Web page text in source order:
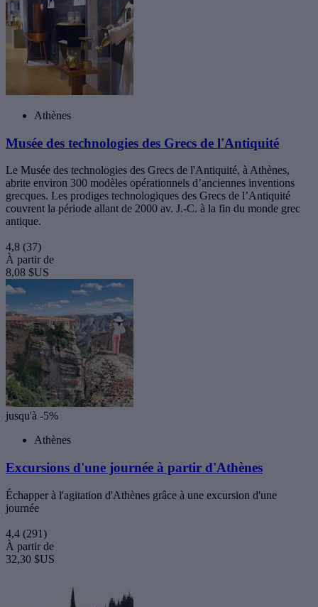
Athènes
Musée des technologies des Grecs de l'Antiquité
Le Musée des technologies des Grecs de l'Antiquité, à Athènes,
abrite environ 300 modèles opérationnels d’anciennes inventions
grecques. Les prodiges technologiques des Grecs de l’Antiquité
couvrent la période allant de 2000 av. J.-C. à la fin du monde grec
antique.
4,8 (37)
À partir de
8,08 $US
jusqu'à -5%
Athènes
Excursions d'une journée à partir d'Athènes
Échapper à l'agitation d'Athènes grâce à une excursion d'une
journée
4,4 (291)
À partir de
32,30 $US